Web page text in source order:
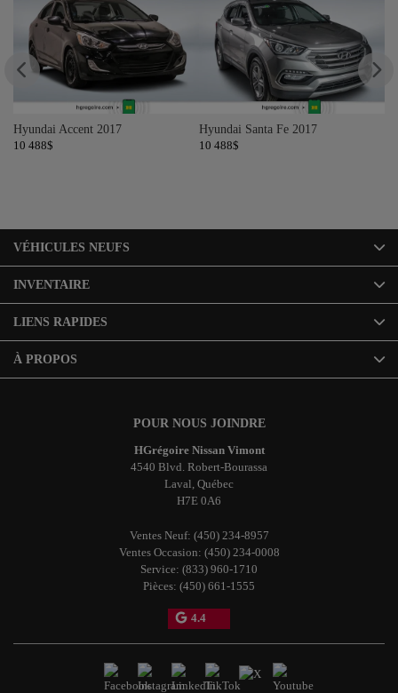
Hyundai Accent 2017
10 488$
Hyundai Santa Fe 2017
10 488$
POUR NOUS JOINDRE
HGrégoire Nissan Vimont
4540 Blvd. Robert-Bourassa
Laval Québec
H7E 0A6
Ventes Neuf: (450) 234-8957
Ventes Occasion: (450) 234-0008
Service: (833) 960-1710
Pièces: (450) 661-1555
4.4
VÉHICULES NEUFS
INVENTAIRE
LIENS RAPIDES
À PROPOS